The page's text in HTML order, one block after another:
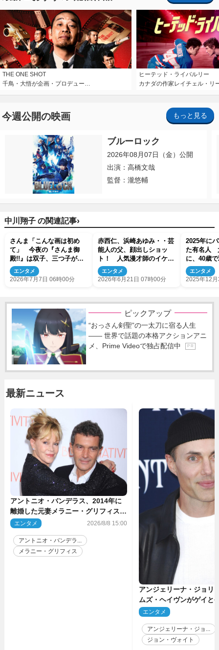
THE ONE SHOT
千鳥・大悟が企画・プロデュー…
ヒーテッド・ライバルリー
カナダの作家レイチェル・リ
今週公開の映画 もっと見る
ブルーロック
2026年08月07日（金）公開
出演：高橋文哉
監督：瀧悠輔
中川翔子 の関連記事›
さんま「こんな画は初め
て」 今夜の『さんま御
殿!!』は双子、三つ子が集
合 2世たち親子共演も
エンタメ
2026年7月7日 06時00分
赤西仁、浜崎あゆみ・・芸
能人の父、顔出しショッ
ト！ 人気漫才師のイケメ
ン父、意外な年齢も
エンタメ
2026年6月21日 07時00分
2025年に
た有名人
に、40歳
エンタメ
2025年12
ピックアップ
“おっさん剣聖”の一太刀に宿る人生
―― 世界で話題の本格アクションアニ
メ、Prime Videoで独占配信中
P R
最新ニュース
アントニオ・バンデラス、2014年に
離婚した元妻メラニー・グリフィスは
今も「親友の一人」
エンタメ 2026/8/8 15:00
アントニオ・バンデラ...
メラニー・グリフィス
アンジェリーナ・ジョリ
ムズ・ヘイヴンがゲイ
生配信で明らかに
エンタメ
アンジェリーナ・ジョ...
ジョン・ヴォイト